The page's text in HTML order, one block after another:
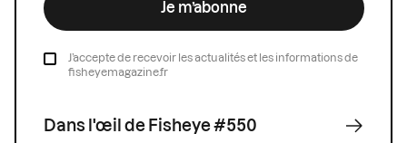
Je m’abonne
J’accepte de recevoir les actualités et les informations de
fisheyemagazine.fr
Dans l'œil de Fisheye #550